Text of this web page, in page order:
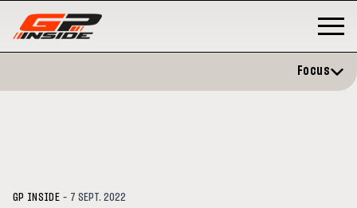
Focus
GP INSIDE - 7 SEPT. 2022